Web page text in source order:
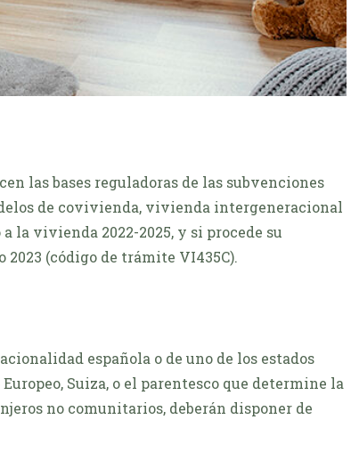
las bases reguladoras de las subvenciones
de covivienda, vivienda intergeneracional
la vivienda 2022-2025, y si procede su
(código de trámite VI435C).
española o de uno de los estados
Suiza, o el parentesco que determine la
no comunitarios, deberán disponer de